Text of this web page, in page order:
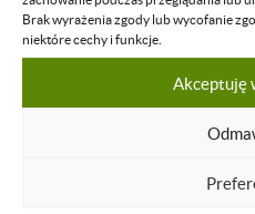
Brak wyrażenia zgody lub wycofanie
niektóre cechy i funkcje.
Akceptuję
• Jasno sprecyzowane cel to
firmą.
• Zastosowanie macierzy
uniknąć sytuacji kryzysowych.